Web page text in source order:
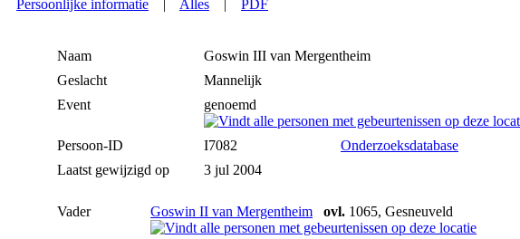
Persoonlijke informatie | Alles | PDF
Naam Goswin III van Mergentheim
Geslacht
Mannelijk
Event
genoemd
Persoon-ID I7082
Onderzoeksdatabase
Laatst gewijzigd op
3 jul 2004
Vader Goswin II van Mergentheim ovl. 1065, Gesneuveld